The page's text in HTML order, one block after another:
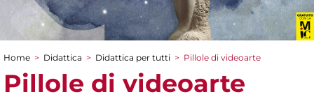
Tu sei qui
Home > Didattica > Didattica per tutti > Pillole di videoarte
Pillole di videoarte